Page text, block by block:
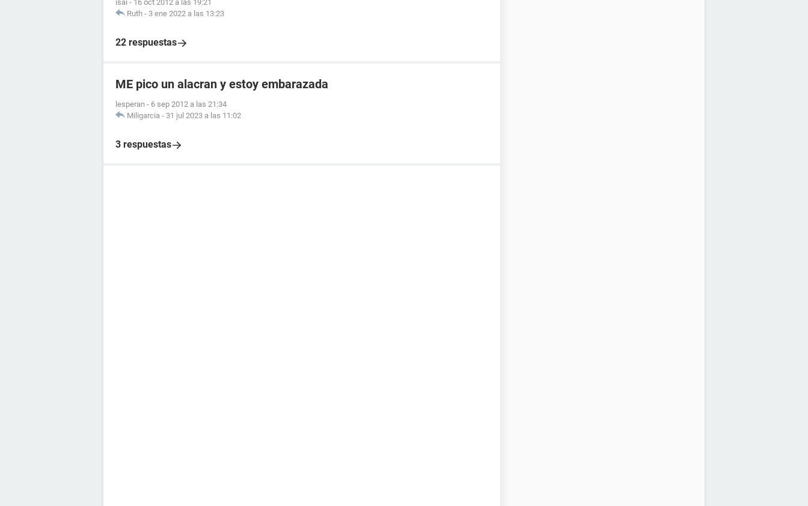
isai - 16 oct 2012 a las 19:21
Ruth - 3 ene 2022 a las 13:23
22 respuestas
ME pico un alacran y estoy embarazada
lesperan - 6 sep 2012 a las 21:34
Miligarcia - 31 jul 2023 a las 11:02
3 respuestas